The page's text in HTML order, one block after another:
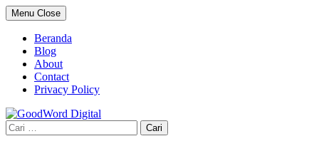
Skip
to
content
Menu Close
Beranda
Blog
About
Contact
Privacy Policy
Cari
untuk: